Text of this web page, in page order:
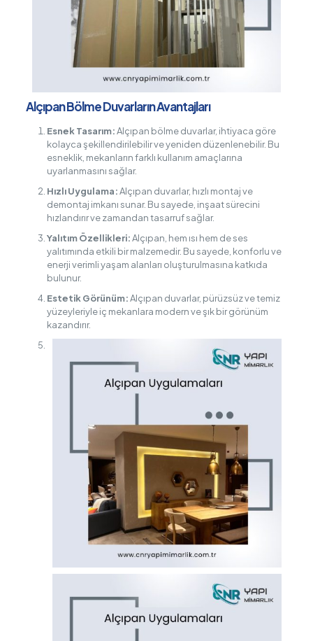
Alçıpan Bölme Duvarların Avantajları
Esnek Tasarım:Alçıpan bölme duvarlar, ihtiyaca göre
kolayca şekillendirilebilir ve yeniden düzenlenebilir. Bu
esneklik, mekanların farklı kullanım amaçlarına
uyarlanmasını sağlar.
Hızlı Uygulama:Alçıpan duvarlar, hızlı montaj ve
demontaj imkanı sunar. Bu sayede, inşaat sürecini
hızlandırır ve zamandan tasarruf sağlar.
Yalıtım Özellikleri:Alçıpan, hem ısı hem de ses
yalıtımında etkili bir malzemedir. Bu sayede, konforlu ve
enerji verimli yaşam alanları oluşturulmasına katkıda
bulunur.
Estetik Görünüm:Alçıpan duvarlar, pürüzsüz ve temiz
yüzeyleriyle iç mekanlara modern ve şık bir görünüm
kazandırır.